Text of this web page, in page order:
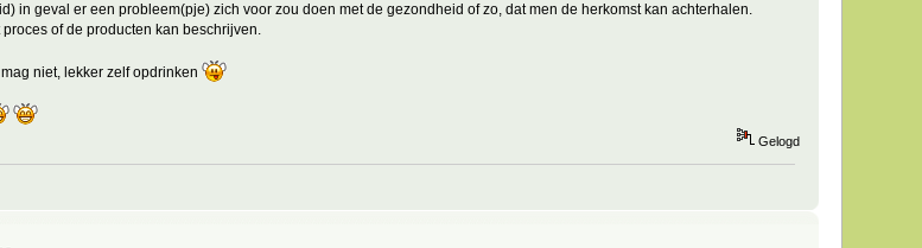
in geval er een probleem(pje) zich voor zou doen met de gezondheid of zo, dat men de herkomst kan achterhalen.
of de producten kan beschrijven.
niet, lekker zelf opdrinken
Gelogd